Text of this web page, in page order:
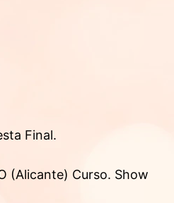
Final.
(Alicante) Curso. Show